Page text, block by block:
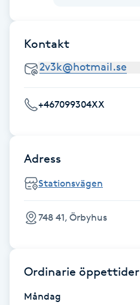
F
Face framing
Faceliftmassage
Fet hårbotten
Fibromassage
Fillers
Fotmassage
Fotsvamp
Kontakt
+467099304XX
Adress
Stationsvägen
748 41, Örbyhus
Ordinarie öppettider
Måndag